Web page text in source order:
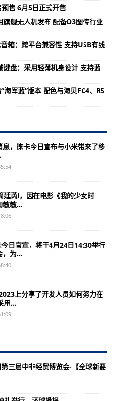
售 6月5日正式开售
舰无人机发布 配备O3图传行业
箱：跨平台兼容性 支持USB有线
盘：采用轻薄机身设计 支持蓝
军蓝”版本 配色与海贝FC4、R5
，徕卡今日宣布与小米带来了移
芮i，因在电影《我的少女时
敏敏...
官宣，将于4月24日14:30举行
，为...
上分享了开发人员如何努力在
用...
三届中非经贸博览会-【全球新要